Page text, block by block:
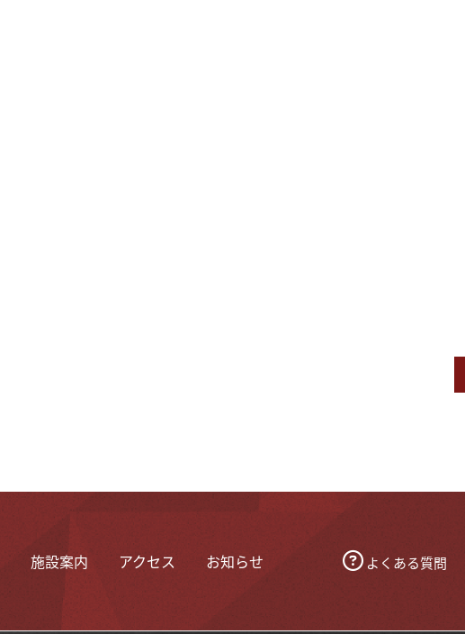
施設案内 アクセス お知らせ よくある質問